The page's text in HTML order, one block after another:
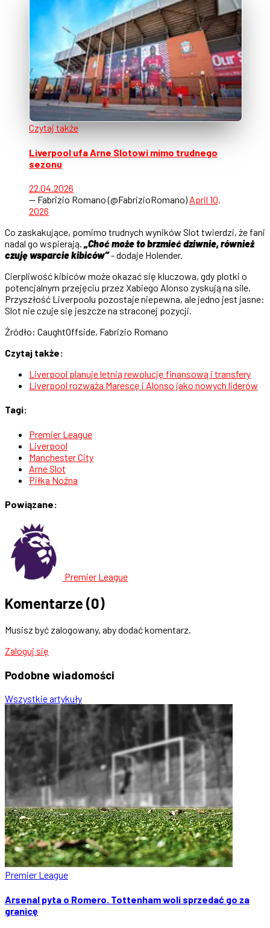
Czytaj także
Liverpool ufa Arne Slotowi mimo trudnego
sezonu
22.04.2026
— Fabrizio Romano (@FabrizioRomano) April 10,
2026
Co zaskakujące, pomimo trudnych wyników Slot twierdzi, że fani
nadal go wspierają. „Choć może to brzmieć dziwnie, również
czuję wsparcie kibiców”- dodaje Holender.
Cierpliwość kibiców może okazać się kluczowa, gdy plotki o
potencjalnym przejęciu przez Xabiego Alonso zyskują na sile.
Przyszłość Liverpoolu pozostaje niepewna, ale jedno jest jasne:
Slot nie czuje się jeszcze na straconej pozycji.
Źródło: CaughtOffside, Fabrizio Romano
Czytaj także:
Liverpool planuje letnią rewolucję finansową i transfery
Liverpool rozważa Marescę i Alonso jako nowych liderów
Tagi:
Premier League
Liverpool
Manchester City
Arne Slot
Piłka Nożna
Powiązane:
Premier League
Komentarze (0)
Musisz być zalogowany, aby dodać komentarz.
Zaloguj się
Podobne wiadomości
Wszystkie artykuły
Premier League
Arsenal pyta o Romero. Tottenham woli sprzedać go za
granicę